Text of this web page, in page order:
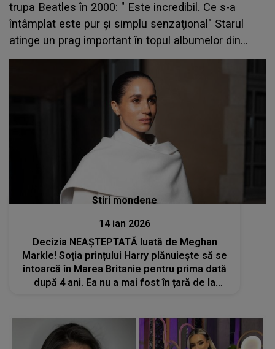
trupa Beatles în 2000: " Este incredibil. Ce s-a
întâmplat este pur şi simplu senzaţional" Starul
atinge un prag important în topul albumelor din
Marea Britanie
Stiri mondene
14 ian 2026
Decizia NEAȘTEPTATĂ luată de Meghan
Markle! Soția prințului Harry plănuiește să se
întoarcă în Marea Britanie pentru prima dată
după 4 ani. Ea nu a mai fost în țară de la